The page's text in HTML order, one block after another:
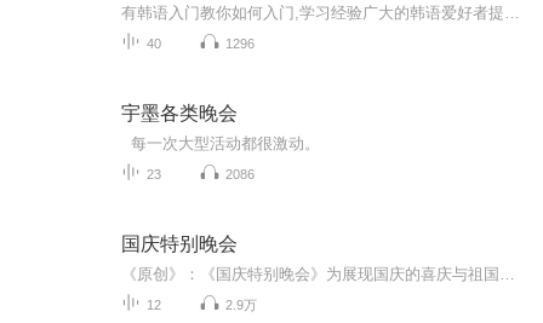
40 1296
宇墨各类晚会
每一次大型活动都很激动。
23 2086
国庆特别晚会
12 2.9万